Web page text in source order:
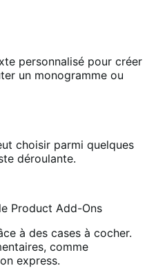
personnalisé pour créer
un monogramme ou
choisir parmi quelques
déroulante.
à des cases à cocher.
comme
express.